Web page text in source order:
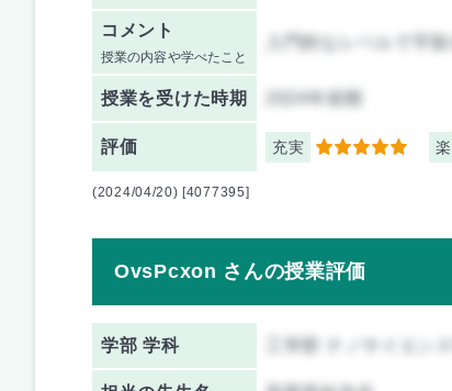
コメント
授業の内容や学べたこと
入門的なレベルで宇
授業を受けた時期
評価 充実 5
(2024/04/20) [4077395]
OvsPcxon さんの授業評価
学部 学科